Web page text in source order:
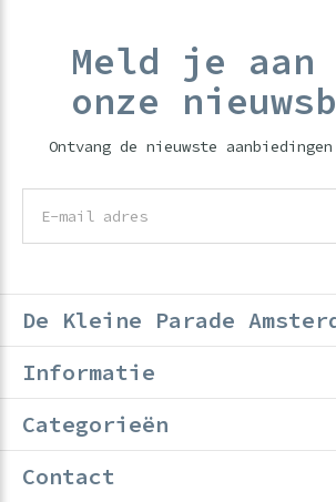
Meld je aan
onze
Ontvang de nieuwste
De Kleine Parade
Informatie
Categorieën
Contact